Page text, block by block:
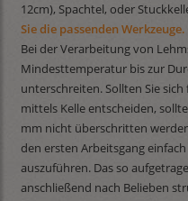
12cm), Spachtel, oder
Sie die passenden Werkzeuge.
Bei der Verarbeitung von
Mindesttemperatur bis zur
unterschreiten. Sollten Sie
mittels Kelle entscheiden,
mm nicht überschritten
den ersten Arbeitsgang
auszuführen. Das so
anschließend nach Belieben